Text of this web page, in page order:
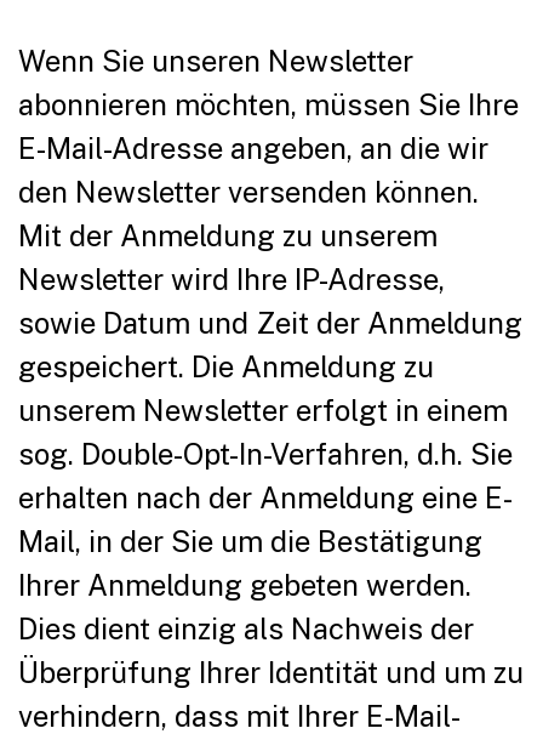
Wenn Sie unseren Newsletter
abonnieren möchten, müssen Sie Ihre
E-Mail-Adresse angeben, an die wir
den Newsletter versenden können.
Mit der Anmeldung zu unserem
Newsletter wird Ihre IP-Adresse,
sowie Datum und Zeit der Anmeldung
gespeichert. Die Anmeldung zu
unserem Newsletter erfolgt in einem
sog. Double-Opt-In-Verfahren, d.h. Sie
erhalten nach der Anmeldung eine E-
Mail, in der Sie um die Bestätigung
Ihrer Anmeldung gebeten werden.
Dies dient einzig als Nachweis der
Überprüfung Ihrer Identität und um zu
verhindern, dass mit Ihrer E-Mail-